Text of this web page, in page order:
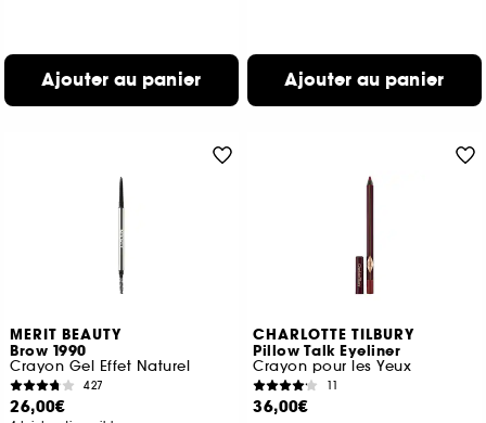
Ajouter au panier Ajouter au panier
MERIT BEAUTY
Brow 1990
Crayon Gel Effet Naturel
427
26,00€
CHARLOTTE TILBURY
Pillow Talk Eyeliner
Crayon pour les Yeux
11
36,00€